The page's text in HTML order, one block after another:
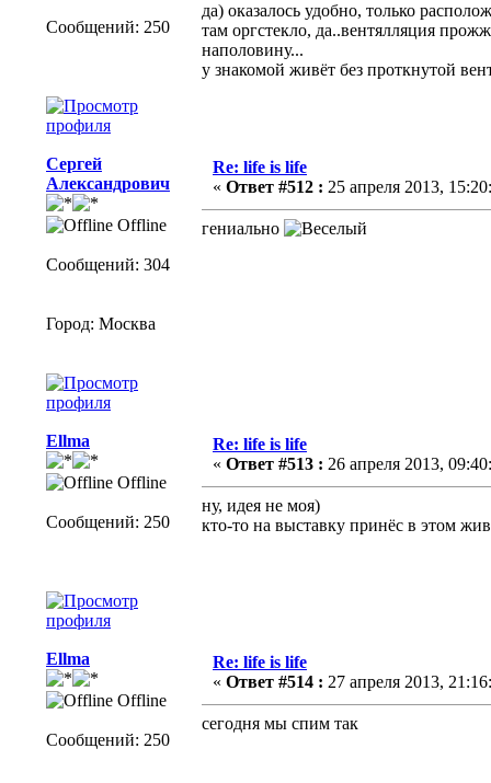
Сообщений: 250
да) оказалось удобно, только
там оргстекло, да..вентялляция
наполовину...
у знакомой живёт без проткнутой
Сергей
Александрович
Offline
Сообщений: 304
Город: Москва
Re: life is life
« Ответ #512 : 25 апреля 2013,
гениально
Ellma
Offline
Сообщений: 250
Re: life is life
« Ответ #513 : 26 апреля 2013,
ну, идея не моя)
кто-то на выставку принёс в этом
Ellma
Offline
Сообщений: 250
Re: life is life
« Ответ #514 : 27 апреля 2013,
сегодня мы спим так